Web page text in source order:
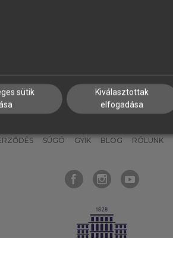
SÚGÓ GYIK BLOG RÓLUNK
sütik
Kiválasztottak
elfogadása